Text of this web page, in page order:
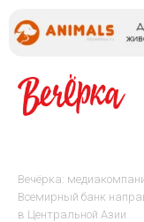
Вечёрка:
Всемирный банк
в Центральной Азии